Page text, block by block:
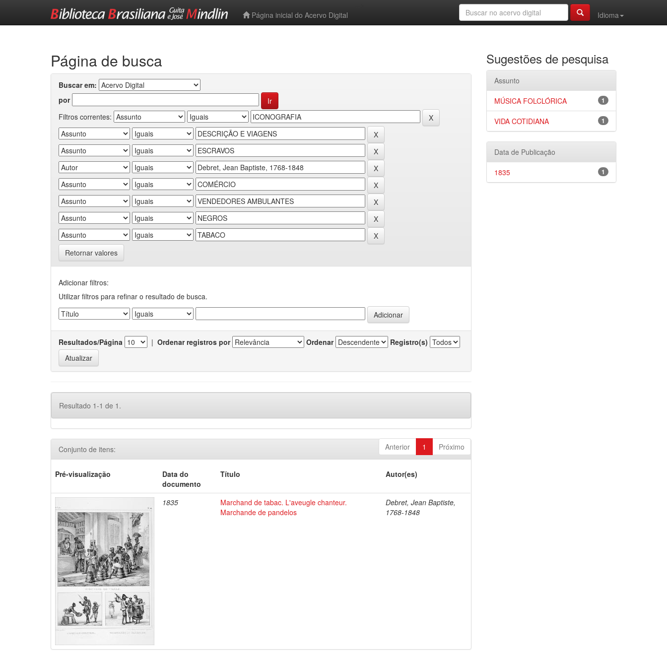
Página inicial do Acervo Digital
Idioma
Página de busca
Buscar em:
por
Filtros correntes:
Retornar valores
Adicionar filtros:
Utilizar filtros para refinar o resultado de busca.
Resultados/Página | Ordenar registros por Ordenar Registro(s)
Resultado 1-1 de 1.
Anterior 1 Próximo
Conjunto de itens:
Pré-visualização
Data do
documento
Título Autor(es)
1835
Marchand de tabac. L'aveugle chanteur.
Marchande de pandelos
Debret, Jean Baptiste,
1768-1848
Sugestões de pesquisa
Assunto
1
MÚSICA FOLCLÓRICA
1
VIDA COTIDIANA
Data de Publicação
1
1835